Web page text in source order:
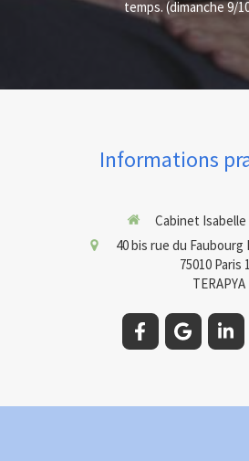
temps. (dimanche 9/
Informations
Cabinet Isabelle
40 bis rue du
75010 Paris
TERAPYA